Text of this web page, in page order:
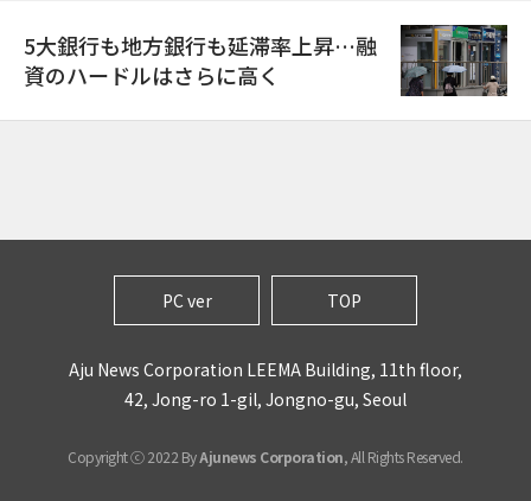
5大銀行も地方銀行も延滞率上昇…融
資のハードルはさらに高く
PC ver TOP
Aju News Corporation LEEMA Building, 11th floor,
42, Jong-ro 1-gil, Jongno-gu, Seoul
Copyright ⓒ 2022 ByAjunews Corporation, All Rights Reserved.